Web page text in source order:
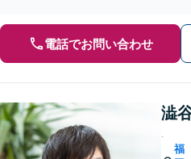
電話でお問い合わせ
澁
.
福